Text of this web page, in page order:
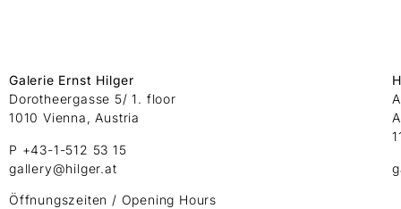
Galerie Ernst Hilger
Dorotheergasse 5/ 1. floor
1010 Vienna, Austria
P +43-1-512 53 15
gallery@hilger.at
Öffnungszeiten / Opening Hours